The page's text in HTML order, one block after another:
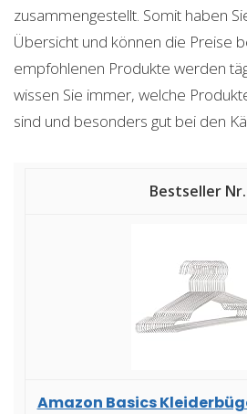
zusammengestellt. Somit haben
Übersicht und können die Preise
empfohlenen Produkte werden
wissen Sie immer, welche
sind und besonders gut bei den
Amazon Basics